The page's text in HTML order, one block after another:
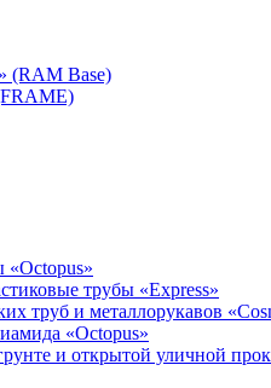
(RAM Base)
«Octopus»
трубы «Express»
труб и металлорукавов
«Octopus»
и открытой уличной